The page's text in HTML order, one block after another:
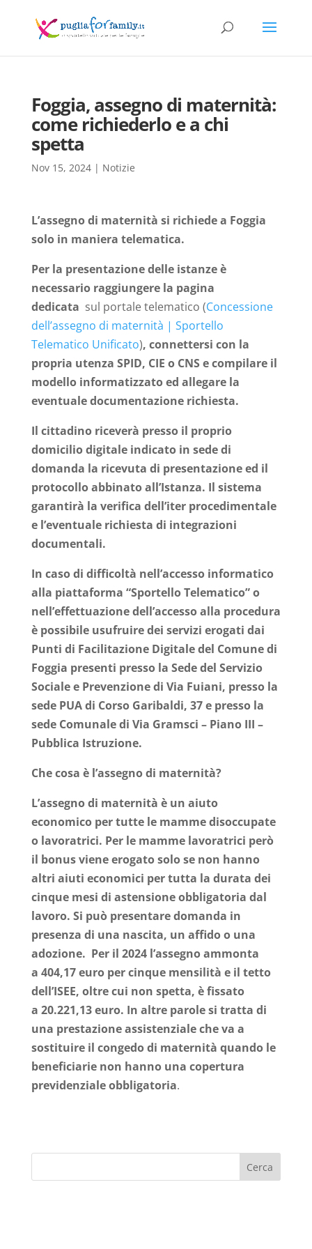
Foggia, assegno di maternità:
come richiederlo e a chi
spetta
Nov 15, 2024| Notizie
L’assegno di maternità si richiede a Foggia
solo in maniera telematica.
Per la presentazione delle istanze è
necessario raggiungere la pagina
dedicata sul portale telematico (Concessione
dell’assegno di maternità | Sportello
Telematico Unificato), connettersi con la
propria utenza SPID, CIE o CNS e compilare il
modello informatizzato ed allegare la
eventuale documentazione richiesta.
Il cittadino riceverà presso il proprio
domicilio digitale indicato in sede di
domanda la ricevuta di presentazione ed il
protocollo abbinato all’Istanza. Il sistema
garantirà la verifica dell’iter procedimentale
e l’eventuale richiesta di integrazioni
documentali.
In caso di difficoltà nell’accesso informatico
alla piattaforma “Sportello Telematico” o
nell’effettuazione dell’accesso alla procedura
è possibile usufruire dei servizi erogati dai
Punti di Facilitazione Digitale del Comune di
Foggia presenti presso la Sede del Servizio
Sociale e Prevenzione di Via Fuiani, presso la
sede PUA di Corso Garibaldi, 37 e presso la
sede Comunale di Via Gramsci – Piano III –
Pubblica Istruzione.
Che cosa è l’assegno di maternità?
L’assegno di maternità è un aiuto
economico per tutte le mamme disoccupate
o lavoratrici. Per le mamme lavoratrici però
il bonus viene erogato solo se non hanno
altri aiuti economici per tutta la durata dei
cinque mesi di astensione obbligatoria dal
lavoro. Si può presentare domanda in
presenza di una nascita, un affido o una
adozione. Per il 2024 l’assegno ammonta
a 404,17 euro per cinque mensilità e il tetto
dell’ISEE, oltre cui non spetta, è fissato
a 20.221,13 euro. In altre parole si tratta di
una prestazione assistenziale che va a
sostituire il congedo di maternità quando le
beneficiarie non hanno una copertura
previdenziale obbligatoria.